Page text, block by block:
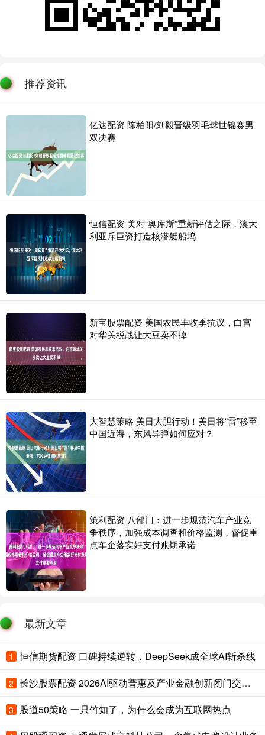
推荐资讯
亿达配资 陈柏阳/刘毅晋级羽毛球世锦赛男
双决赛
恒信配资 美对“奥库斯”重新评估之际，澳大
利亚斥巨资打造核潜艇船坞
新宝股票配资 美国农民丰收季抗议，白宫
对华关税战让大豆卖不掉
大智慧策略 美日大胆行动！美日将“雷”移至
中国近海，东风导弹如何应对？
策利配资 八部门：进一步规范汽车产业竞
争秩序，加强成本调查和价格监测，督促重
点车企落实好支付账期承诺
最新文章
1 恒信期货配资 口碑持续逆转，DeepSeek成全球AI斩杀线
2 长沙股票配资 2026AI驱动普惠及产业金融创新闭门交流会暨星图AI新产品发布会成功举办
3 股道50策略 一只竹知了，为什么会成为互联网热点